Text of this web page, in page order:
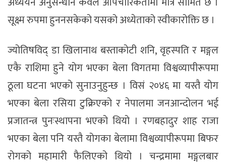
सूक्ष्म रुपमा हुननसकेको यसको अध्येताको स्वीकारोक्ति छ ।
ज्योतिषविद् डा खिलानाथ बस्ताकोटी शनि, वृहस्पति र मङ्गल
एकै राशिमा हुने योग भएका बेला विगतमा विश्वव्यापीरूपमा
ठूला घटना भएको सुनाउनुहुन्छ । विसं २०४६ मा यस्तै योग
भएका बेला रसिया टुक्रिएको र नेपालमा जनआन्दोलन भई
प्रजातन्त्र पुनःस्थापना भएको थियो । रणबहादुर शाह राजा
भएका बेला पनि यस्तै योगका बेलामा विश्वव्यापीरूपमा बिफर
रोगको महामारी फैलिएको थियो । चन्द्रमामा मङ्गलबार